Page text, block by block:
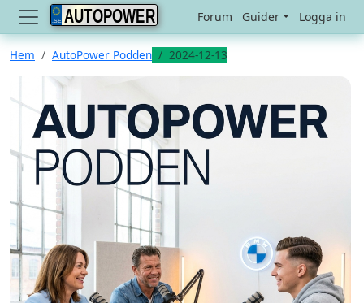
AUTOPOWER Forum Guider Logga in
Hem AutoPower Podden 2024-12-13